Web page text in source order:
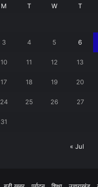
M T W T
3 4 5 6
10 11 12 13
17 18 19 20
24 25 26 27
31
« Jul